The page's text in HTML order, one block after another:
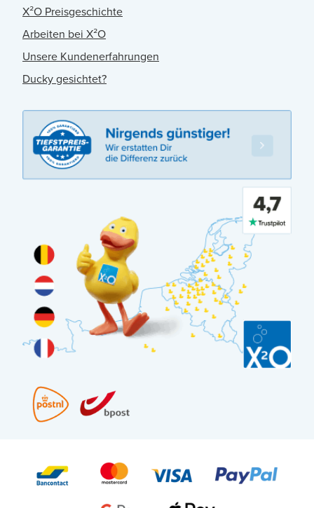
X²O Preisgeschichte
Arbeiten bei X²O
Unsere Kundenerfahrungen
Ducky gesichtet?